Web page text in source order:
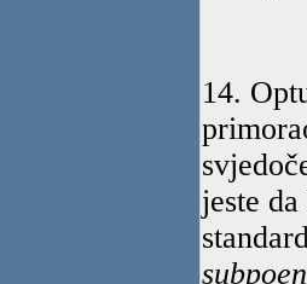
14.
jeste